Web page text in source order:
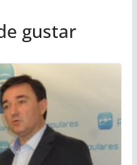
gustar